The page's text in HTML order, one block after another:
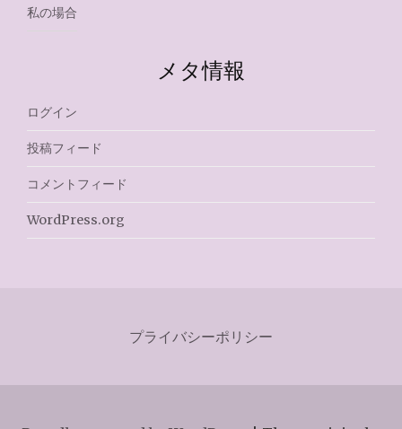
私の場合
メタ情報
ログイン
投稿フィード
コメントフィード
WordPress.org
プライバシーポリシー